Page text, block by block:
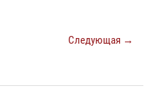
Следующая →